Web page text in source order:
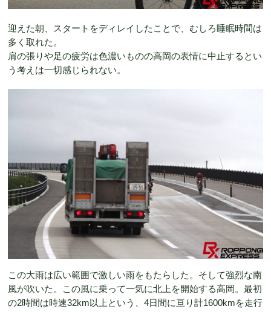
迎えた朝、スタートをディレイしたことで、むしろ睡眠時間は
多く取れた。
肩の張りや足の疲労は色濃いものの高岡の表情に中止するとい
う考えは一切感じられない。
この大雨は広い範囲で激しい雨をもたらした。そして強烈な南
風が吹いた。この風に乗って一気に北上を開始する高岡。最初
の2時間は時速32km以上という、4日間に亘り計1600kmを走行